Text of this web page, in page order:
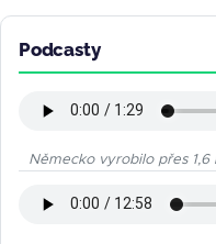
Podcasty
Německo vyrobilo přes